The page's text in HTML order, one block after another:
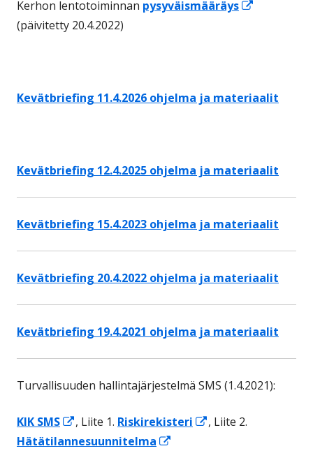
Kerhon lentotoiminnan pysyväismääräys
(päivitetty 20.4.2022)
Kevätbriefing 11.4.2026 ohjelma ja materiaalit
Kevätbriefing 12.4.2025 ohjelma ja materiaalit
Kevätbriefing 15.4.2023 ohjelma ja materiaalit
Kevätbriefing 20.4.2022 ohjelma ja materiaalit
Kevätbriefing 19.4.2021 ohjelma ja materiaalit
Turvallisuuden hallintajärjestelmä SMS (1.4.2021):
KIK SMS
Avautuu
uuteen
, Liite 1. Riskirekisteri
Avautuu
, Liite 2.
Hätätilannesuunnitelma